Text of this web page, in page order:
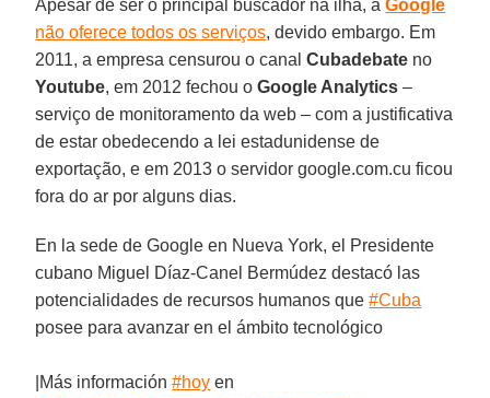
Apesar de ser o principal buscador na ilha, aGoogle
não oferece todos os serviços, devido embargo. Em
2011, a empresa censurou o canalCubadebate no
Youtube, em 2012 fechou oGoogle Analytics –
serviço de monitoramento da web – com a justificativa
de estar obedecendo a lei estadunidense de
exportação, e em 2013 o servidor google.com.cu ficou
fora do ar por alguns dias.
En la sede de Google en Nueva York, el Presidente
cubano Miguel Díaz-Canel Bermúdez destacó las
potencialidades de recursos humanos que#Cuba
posee para avanzar en el ámbito tecnológico
|Más información#hoy en